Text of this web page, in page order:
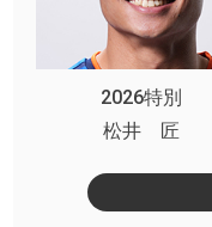
2026特別
松井 匠